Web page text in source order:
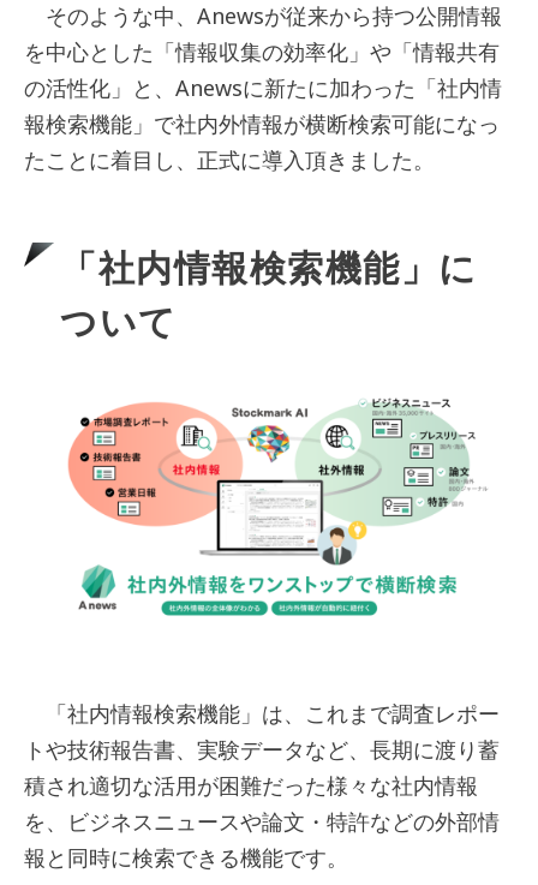
そのような中、Anewsが従来から持つ公開情報
を中心とした「情報収集の効率化」や「情報共有
の活性化」と、Anewsに新たに加わった「社内情
報検索機能」で社内外情報が横断検索可能になっ
たことに着目し、正式に導入頂きました。
「社内情報検索機能」に
ついて
「社内情報検索機能」は、これまで調査レポー
トや技術報告書、実験データなど、長期に渡り蓄
積され適切な活用が困難だった様々な社内情報
を、ビジネスニュースや論文・特許などの外部情
報と同時に検索できる機能です。